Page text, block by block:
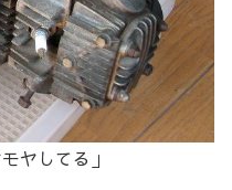
ヤしてる」